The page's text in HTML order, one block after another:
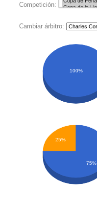
Competición:
Cambiar árbitro:
100%
25%
75%